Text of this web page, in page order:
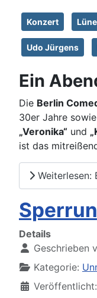
Konzert
Udo Jürgens
Ein
Die Berlin
30er Jahre
„Veronika“ und
ist das
Weiterlesen:
Details
Geschrieben
Kategorie: